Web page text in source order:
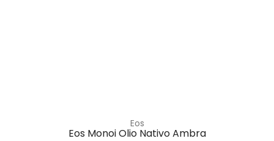
Eos
Eos Monoi Olio Nativo Ambra